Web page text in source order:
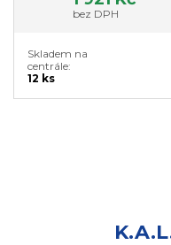
bez DPH
Skladem na
centrále:
12 ks